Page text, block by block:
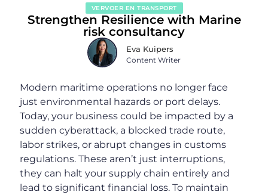
VERVOER EN TRANSPORT
Strengthen Resilience with Marine
risk consultancy
Eva Kuipers
Content Writer
Modern maritime operations no longer face
just environmental hazards or port delays.
Today, your business could be impacted by a
sudden cyberattack, a blocked trade route,
labor strikes, or abrupt changes in customs
regulations. These aren’t just interruptions,
they can halt your supply chain entirely and
lead to significant financial loss. To maintain